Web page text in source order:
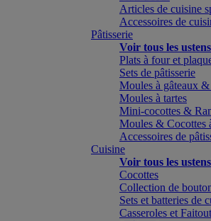
Articles de cuisine
Accessoires de
Pâtisserie
Voir tous les
Plats à four et
Sets de pâtisserie
Moules à gâteaux
Moules à tartes
Mini-cocottes &
Moules & Cocottes
Accessoires de
Cuisine
Voir tous les
Cocottes
Collection de
Sets et batteries de
Casseroles et